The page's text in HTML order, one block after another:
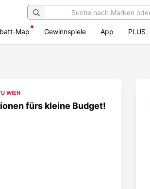
Map Gewinnspiele App PLUS
WIEN
fürs kleine Budget!